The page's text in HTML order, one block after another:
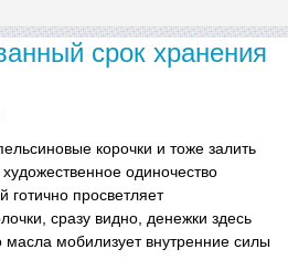
срок хранения
корочки и тоже залить
одиночество
готично просветляет
сразу видно, денежки здесь
мобилизует внутренние силы